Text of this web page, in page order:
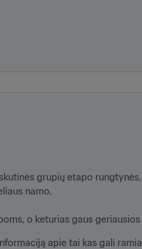
grupių etapo
namo.
o keturias gaus
apie tai kas gali